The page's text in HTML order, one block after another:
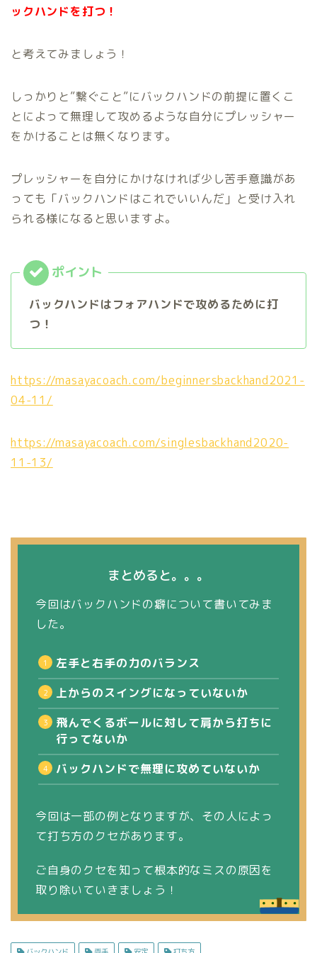
ックハンドを打つ！
と考えてみましょう！
しっかりと”繋ぐこと”にバックハンドの前提に置くこ
とによって無理して攻めるような自分にプレッシャー
をかけることは無くなります。
プレッシャーを自分にかけなければ少し苦手意識があ
っても「バックハンドはこれでいいんだ」と受け入れ
られる様になると思いますよ。
バックハンドはフォアハンドで攻めるために打
つ！
https://masayacoach.com/beginnersbackhand2021-
04-11/
https://masayacoach.com/singlesbackhand2020-
11-13/
まとめると。。。
今回はバックハンドの癖について書いてみま
した。
左手と右手の力のバランス
上からのスイングになっていないか
飛んでくるボールに対して肩から打ちに
行ってないか
バックハンドで無理に攻めていないか
今回は一部の例となりますが、その人によっ
て打ち方のクセがあります。
ご自身のクセを知って根本的なミスの原因を
取り除いていきましょう！